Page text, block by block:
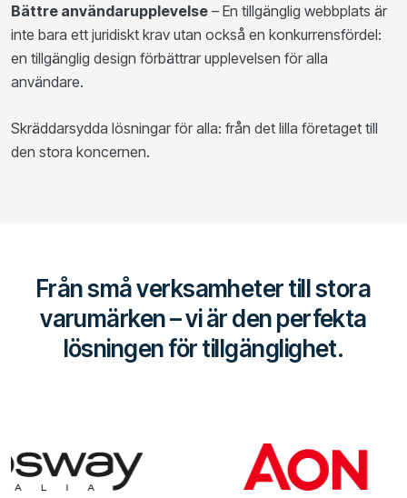
Bättre användarupplevelse – En tillgänglig webbplats är
inte bara ett juridiskt krav utan också en konkurrensfördel:
en tillgänglig design förbättrar upplevelsen för alla
användare.
Skräddarsydda lösningar för alla: från det lilla företaget till
den stora koncernen.
Från små verksamheter till stora
varumärken – vi är den perfekta
lösningen för tillgänglighet.